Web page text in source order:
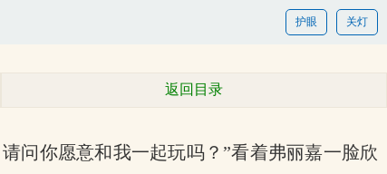
关灯
护眼
返回目录
问你愿意和我一起玩吗？”看着弗丽嘉一脸欣